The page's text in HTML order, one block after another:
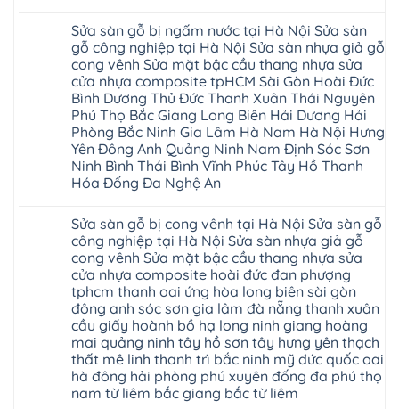
Hà
Nội
báo
giá
Dịch
vụ
sửa
chữa
Sửa
sàn
nhựa
giả
gỗ
hèm
khóa
4mm
6mm
8mm
10mm
12mm
tại
nhà
Ziccos
Flortex
Wilson
black
Hobi
wood
Glotex
Kosmos
Hobi
bình
luận
ở
Sửa
chữa
sàn
nhựa
giả
gỗ
tại
Hà
Nội
báo
giá
sửa
chữa
Sửa
sàn
nhựa
giả
gỗ
hèm
khóa
giá
rẻ
4mm
6mm
8mm
10mm
12mm
chịu
Sửa sàn gỗ bị ngấm nước tại Hà Nội Sửa sàn
gỗ công nghiệp tại Hà Nội Sửa sàn nhựa giả gỗ
cong vênh Sửa mặt bậc cầu thang nhựa sửa
cửa nhựa composite tpHCM Sài Gòn Hoài Đức
Bình Dương Thủ Đức Thanh Xuân Thái Nguyên
Phú Thọ Bắc Giang Long Biên Hải Dương Hải
Phòng Bắc Ninh Gia Lâm Hà Nam Hà Nội Hưng
Yên Đông Anh Quảng Ninh Nam Định Sóc Sơn
Ninh Bình Thái Bình Vĩnh Phúc Tây Hồ Thanh
Hóa Đống Đa Nghệ An
bình
luận
ở
Sửa
sàn
gỗ
bị
ngấm
nước
tại
Hà
Nội
Sửa
sàn
công
Sửa sàn gỗ bị cong vênh tại Hà Nội Sửa sàn gỗ
công nghiệp tại Hà Nội Sửa sàn nhựa giả gỗ
cong vênh Sửa mặt bậc cầu thang nhựa sửa
cửa nhựa composite hoài đức đan phượng
tphcm thanh oai ứng hòa long biên sài gòn
đông anh sóc sơn gia lâm đà nẵng thanh xuân
cầu giấy hoành bồ hạ long ninh giang hoàng
mai quảng ninh tây hồ sơn tây hưng yên thạch
thất mê linh thanh trì bắc ninh mỹ đức quốc oai
hà đông hải phòng phú xuyên đống đa phú thọ
nam từ liêm bắc giang bắc từ liêm